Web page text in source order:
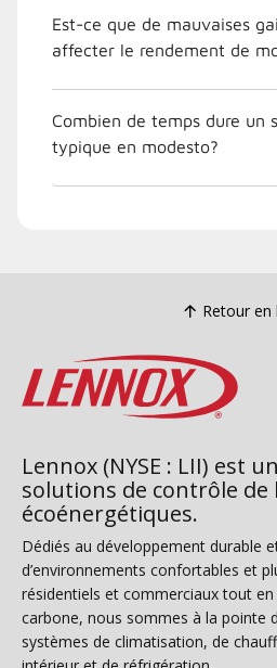
Est-ce que de mauvaises
affecter le rendement de
Combien de temps dure un
typique en modesto?
Retour en
Lennox (NYSE : LII) est
solutions de contrôle
écoénergétiques.
Dédiés au développement durable
d’environnements confortables et
résidentiels et commerciaux tout
carbone, nous sommes à la pointe
systèmes de climatisation, de